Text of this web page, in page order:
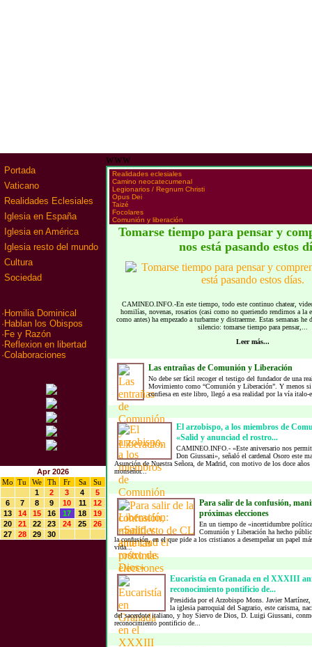
Portada
Vaticano
Realidades Eclesiales
Iglesia en España
Iglesia en América
Iglesia resto del mundo
Cultura
Sociedad
· Homilia Dominical
· Hablan los Obispos
· Fe y Razón
· Reflexion en libertad
·Colaboraciones
Apr 2026
Mo
Tu We Th Fr Sa
Su
1
2 3 4
5
6
7 8 9 10 11
12
13
14 15 16 17 18
19
20
21 22 23 24 25
26
27
28 29 30
www
·Realidades eclesiales
·Camino neocatecumenal
·Legionarios / Regnum Christi
·Opus Dei
·Taizé
·Focolares
·Comunión y liberación
Tomarse tiempo para pensar y
nos está pasando estos
CAMINEO.INFO.-En este tiempo, todo este continuo chatear,
homilías, novenas, rosarios (casi como no queriendo rendirnos a la
como antes) ha empezado a turbarme y distraerme. Estas semanas
silencio: tomarse tiempo para pensar,...
Leer más...
Las entrañas de Comunión y Liberación
No debe ser fácil recoger el testigo del fundador de una
Movimiento como “Comunión y Liberación”. Y menos
confiesa en este libro, llegó a esa realidad por la vía italo-
El arzobispo, a los miembros de
«Salid y anunciad el rostro...
CAMINEO.INFO.- «Este aniversario nos
Don Giussani», señaló el cardenal Osoro este
Asunción de Nuestra Señora, de Madrid, con motivo de los doce
monseñor...
Para salir de la confusión,
próximas elecciones
En un tiempo de «incertidumbre
Comunión y Liberación ha hecho
la confusión, en el que pide a los cristianos a desempeñar un papel
vida...
Eucaristía en Granada en el XXXIII
reconocimiento pontificio de...
Presidida por el Arzobispo Mons. Javier Martínez,
la iglesia parroquial del Sagrario, este carisma,
del sacerdote italiano, y hoy Siervo de Dios, D. Luigi Giussani,
reconocimiento pontificio de...